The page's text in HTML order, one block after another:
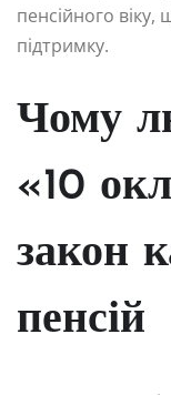
пенсійного
підтримку.
Чому
«10
закон
пенсій